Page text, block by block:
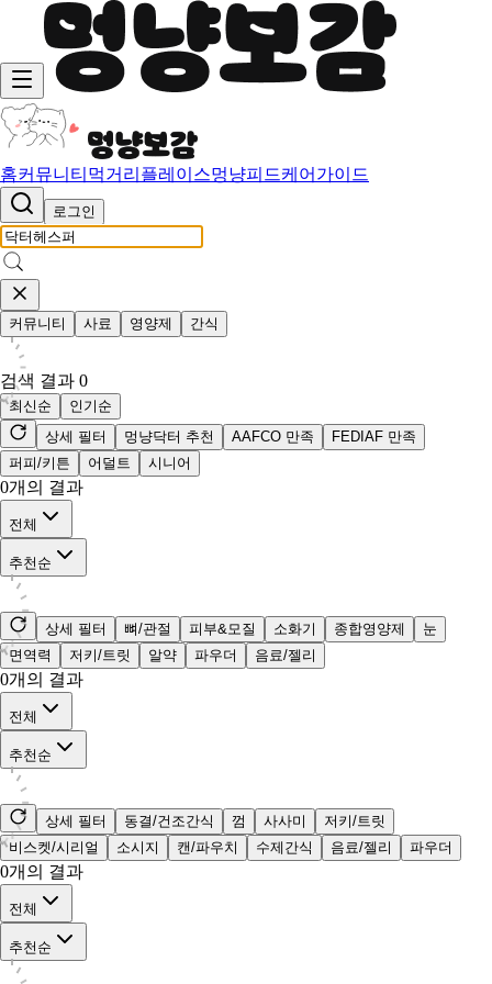
홈커뮤니티 먹거리 플레이스멍냥피드케어가이드
로그인
커뮤니티 사료 영양제 간식
검색 결과 0
최신순
인기순
상세 필터
멍냥닥터 추천 AAFCO 만족
FEDIAF 만족
퍼피/키튼
어덜트 시니어
0개의 결과
전체
추천순
상세 필터 뼈/관절 피부&모질 소화기 종합영양제
눈
면역력
저키/트릿 알약 파우더 음료/젤리
0개의 결과
전체
추천순
상세 필터 동결/건조간식 껌 사사미
저키/트릿
비스켓/시리얼
소시지 캔/파우치 수제간식 음료/젤리 파우더
0개의 결과
전체
추천순